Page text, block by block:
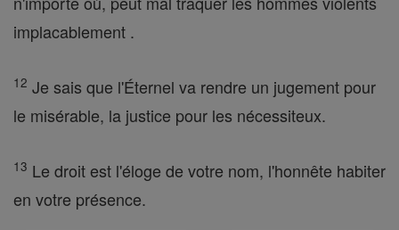
implacablement .
12 Je sais que l'Éternel va rendre un jugement pour
le misérable, la justice pour les nécessiteux.
13 Le droit est l'éloge de votre nom, l'honnête habiter
en votre présence.